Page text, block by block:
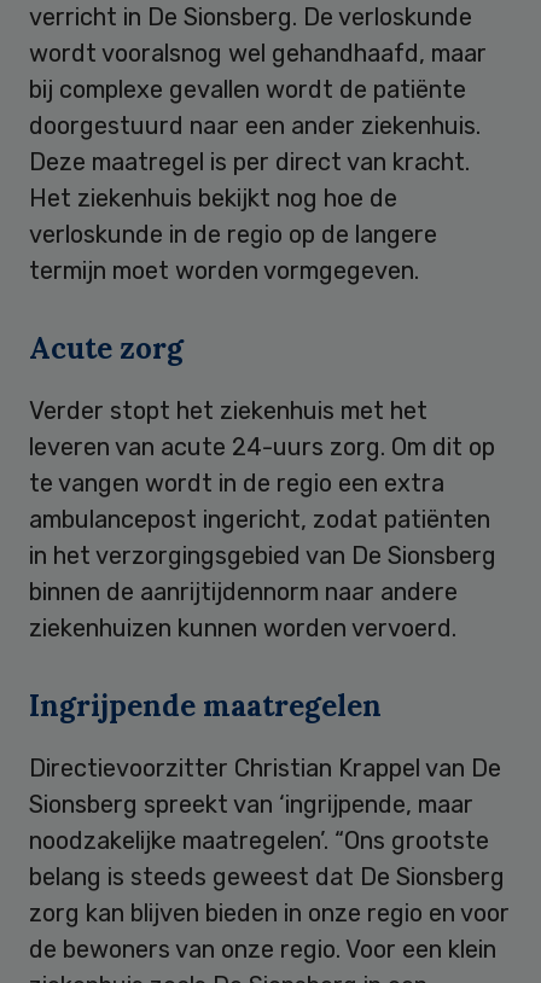
verricht in De Sionsberg. De verloskunde
wordt vooralsnog wel gehandhaafd, maar
bij complexe gevallen wordt de patiënte
doorgestuurd naar een ander ziekenhuis.
Deze maatregel is per direct van kracht.
Het ziekenhuis bekijkt nog hoe de
verloskunde in de regio op de langere
termijn moet worden vormgegeven.
Acute zorg
Verder stopt het ziekenhuis met het
leveren van acute 24-uurs zorg. Om dit op
te vangen wordt in de regio een extra
ambulancepost ingericht, zodat patiënten
in het verzorgingsgebied van De Sionsberg
binnen de aanrijtijdennorm naar andere
ziekenhuizen kunnen worden vervoerd.
Ingrijpende maatregelen
Directievoorzitter Christian Krappel van De
Sionsberg spreekt van ‘ingrijpende, maar
noodzakelijke maatregelen’. “Ons grootste
belang is steeds geweest dat De Sionsberg
zorg kan blijven bieden in onze regio en voor
de bewoners van onze regio. Voor een klein